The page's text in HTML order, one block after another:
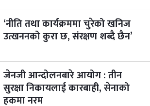
-
४ महिना बाँकी
- Dec 30, 2026
४ महिना बाँकी
‘नीति तथा कार्यक्रममा चुरेको खनिज
उत्खननको कुरा छ, संरक्षण शब्दै छैन’
जेनजी आन्दोलनबारे आयोग : तीन
सुरक्षा निकायलाई कारबाही, सेनाको
हकमा नरम